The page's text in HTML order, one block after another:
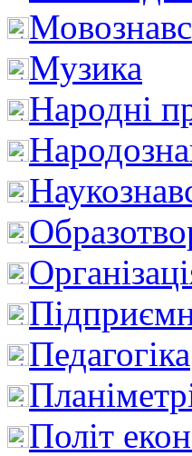
Музика
Народні
Педагогіка
Політ